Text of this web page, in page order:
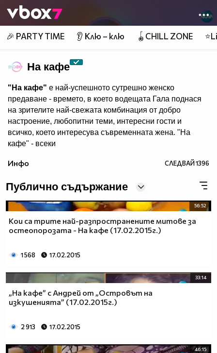
👾
🎉 PARTY TIME 👂 Клю – клю 🪀CHILL ZONE
На кафе
"На кафе" е най-успешното сутрешно женско
предаване - времето, в което водещата Гала поднася
на зрителите най-свежата комбинация от добро
настроение, любопитни теми, интересни гости и
всичко, което интересува съвременната жена. "На
кафе" - всеки
може да гледате и в
Инфо СЛЕДВАЙ1396
Публично съдържание
56:52
Кои са трите най-разпространените митове за
остеопорозата - На кафе (17.02.2015г.)
1 568 17.02.2015
33:14
„На кафе” с Андрей от „Островът на
изкушенията” (17.02.2015г.)
2 913 17.02.2015
46:15